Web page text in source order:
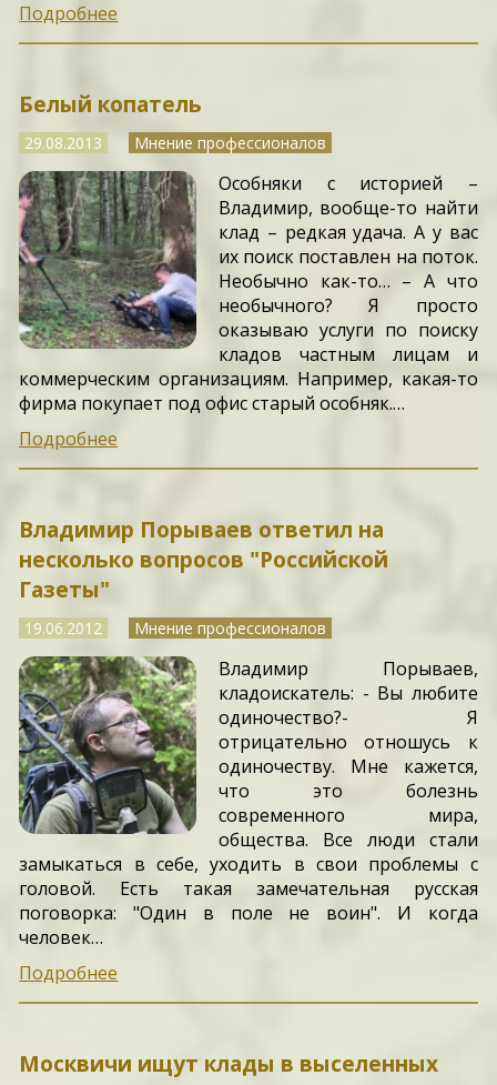
Подробнее
Белый копатель
29.08.2013 Мнение профессионалов
Особняки с историей –
Владимир, вообще-то найти
клад – редкая удача. А у вас
их поиск поставлен на поток.
Необычно как-то… – А что
необычного? Я просто
оказываю услуги по поиску
кладов частным лицам и
коммерческим организациям. Например, какая-то
фирма покупает под офис старый особняк.…
Подробнее
Владимир Порываев ответил на
несколько вопросов "Российской
Газеты"
19.06.2012 Мнение профессионалов
Владимир Порываев,
кладоискатель: - Вы любите
одиночество?- Я
отрицательно отношусь к
одиночеству. Мне кажется,
что это болезнь
современного мира,
общества. Все люди стали
замыкаться в себе, уходить в свои проблемы с
головой. Есть такая замечательная русская
поговорка: "Один в поле не воин". И когда
человек…
Подробнее
Москвичи ищут клады в выселенных